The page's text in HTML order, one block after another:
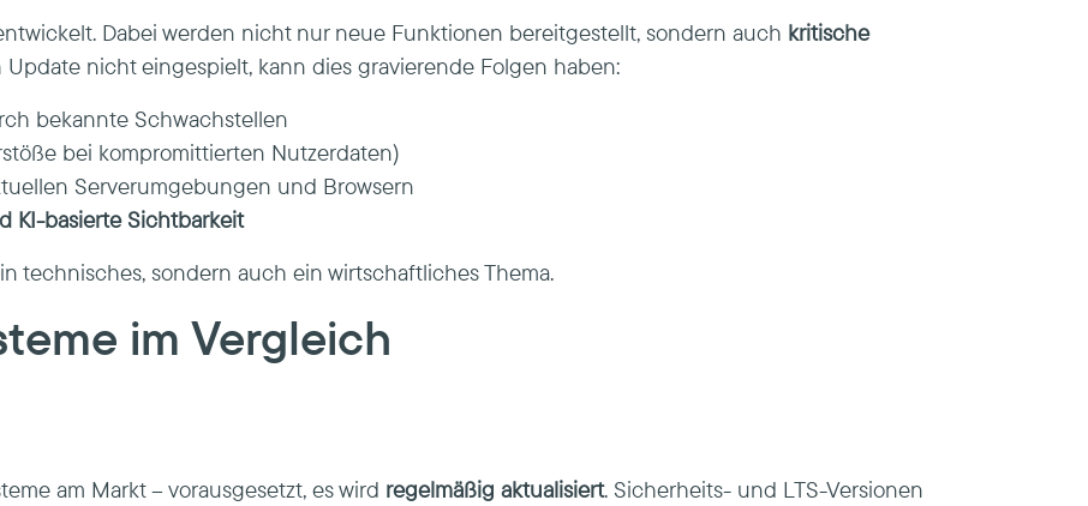
Dabei werden nicht nur neue Funktionen bereitgestellt, sondern auch kritische
Update nicht eingespielt, kann dies gravierende Folgen haben:
bekannte Schwachstellen
bei kompromittierten Nutzerdaten)
Serverumgebungen und Browsern
KI-basierte Sichtbarkeit
technisches, sondern auch ein wirtschaftliches Thema.
im Vergleich
am Markt – vorausgesetzt, es wird regelmäßig aktualisiert. Sicherheits- und LTS-Versionen